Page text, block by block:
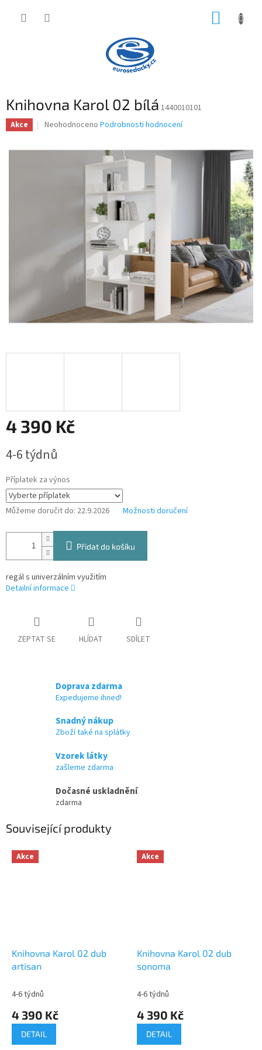
Knihovna Karol 02 bílá 1440010101
Akce
Průměrné
Neohodnoceno Podrobnosti hodnocení
4 390 Kč
cena:
4-6 týdnů
Příplatek za výnos
Můžeme doručit do: 22.9.2026 Možnosti doručení
Přidat do košíku
regál s univerzálním využitím
Detailní informace
ZEPTAT SE HLÍDAT SDÍLET
Doprava zdarma
Expedujeme ihned!
Snadný nákup
Zboží také na splátky
Vzorek látky
zašleme zdarma
Dočasné uskladnění
zdarma
Související produkty
Akce
Knihovna Karol 02 dub
artisan
4-6 týdnů
4 390 Kč
DETAIL
Akce
Knihovna Karol 02 dub
sonoma
4-6 týdnů
4 390 Kč
DETAIL